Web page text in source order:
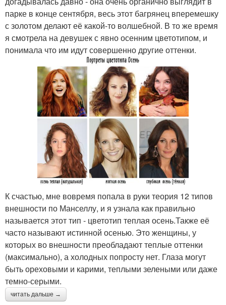
парке в конце сентября, весь этот багрянец вперемешку
с золотом делают её какой-то волшебной. В то же время
я смотрела на девушек с явно осенним цветотипом, и
понимала что им идут совершенно другие оттенки.
К счастью, мне вовремя попала в руки теория 12 типов
внешности по Манселлу, и я узнала как правильно
называется этот тип - цветотип теплая осень.Также её
часто называют истинной осенью. Это женщины, у
которых во внешности преобладают теплые оттенки
(максимально), а холодных попросту нет. Глаза могут
быть ореховыми и карими, теплыми зелеными или даже
темно-серыми.
читать дальше →